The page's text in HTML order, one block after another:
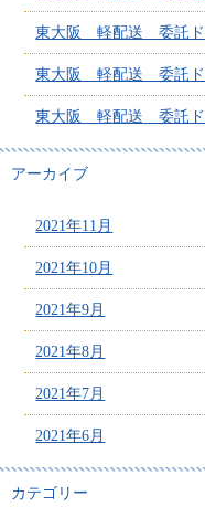
東大阪 軽配送 委託
東大阪 軽配送 委託
東大阪 軽配送 委託
アーカイブ
2021年11月
2021年10月
2021年9月
2021年8月
2021年7月
2021年6月
カテゴリー